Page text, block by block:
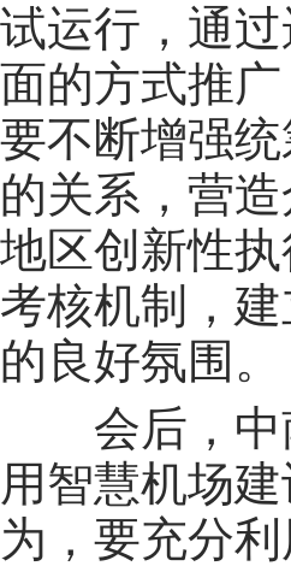
试运行，通
面的方式推
要不断增强
的关系，营
地区创新性
考核机制，
的良好氛围。
会后，
用智慧机场
为，要充分